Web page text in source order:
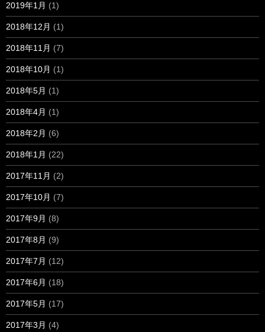
2019年1月 (1)
2018年12月 (1)
2018年11月 (7)
2018年10月 (1)
2018年5月 (1)
2018年4月 (1)
2018年2月 (6)
2018年1月 (22)
2017年11月 (2)
2017年10月 (7)
2017年9月 (8)
2017年8月 (9)
2017年7月 (12)
2017年6月 (18)
2017年5月 (17)
2017年3月 (4)